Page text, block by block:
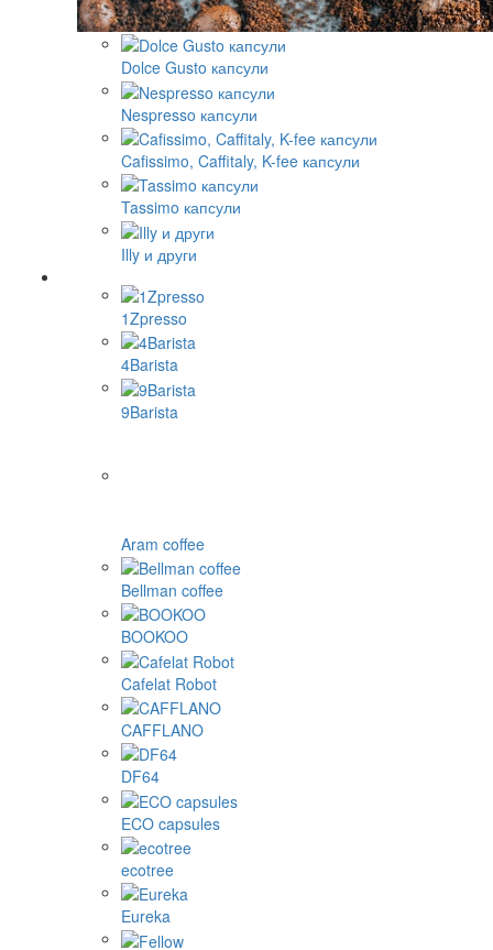
Dolce Gusto капсули
Nespresso капсули
Cafissimo, Caffitaly, K-fee капсули
Tassimo капсули
Illy и други
1Zpresso
4Barista
9Barista
Aram coffee
Bellman coffee
BOOKOO
Cafelat Robot
CAFFLANO
DF64
ECO capsules
ecotree
Eureka